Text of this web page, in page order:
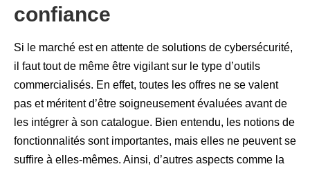
confiance
Si le marché est en attente de solutions de cybersécurité,
il faut tout de même être vigilant sur le type d’outils
commercialisés. En effet, toutes les offres ne se valent
pas et méritent d’être soigneusement évaluées avant de
les intégrer à son catalogue. Bien entendu, les notions de
fonctionnalités sont importantes, mais elles ne peuvent se
suffire à elles-mêmes. Ainsi, d’autres aspects comme la